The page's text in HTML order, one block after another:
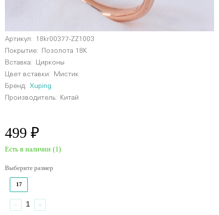
Артикул:
18kr00377-ZZ1003
Покрытие: Позолота 18К
Вставка: Цирконы
Цвет вставки:
Мистик
Бренд:
Xuping
Производитель: Китай
499 ₽
Есть в наличии (1)
Выберите размер
17
− +